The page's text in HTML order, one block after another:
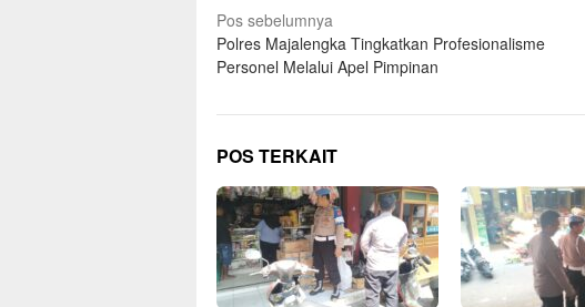
Navigasi
pos
Pos sebelumnya
Polres Majalengka Tingkatkan Profesionalisme
Personel Melalui Apel Pimpinan
POS TERKAIT